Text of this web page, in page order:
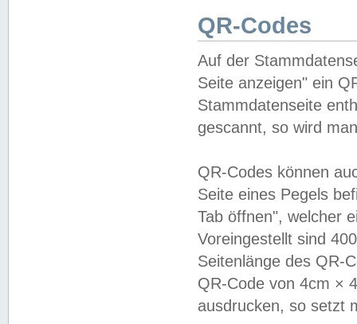
QR-Codes
Auf der
Seite anzeigen" ein
Stammdatenseite
gescannt, so wird
QR-Codes können
Seite eines Pegels
Tab öffnen", welcher
Voreingestellt sind
Seitenlänge des QR-
QR-Code von 4cm ×
ausdrucken, so setzt